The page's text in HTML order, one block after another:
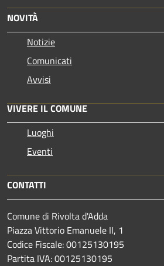
NOVITÀ
Notizie
Comunicati
Avvisi
VIVERE IL COMUNE
Luoghi
Eventi
CONTATTI
Comune di Rivolta d'Adda
Piazza Vittorio Emanuele II, 1
Codice Fiscale: 00125130195
Partita IVA: 00125130195